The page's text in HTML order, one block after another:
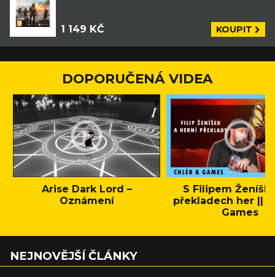
1 149 KČ KOUPIT
DOPORUČENÁ VIDEA
Arise Dark Lord –
Oznámení
S Filipem
překladech her ||
Games
NEJNOVĚJŠÍ ČLÁNKY